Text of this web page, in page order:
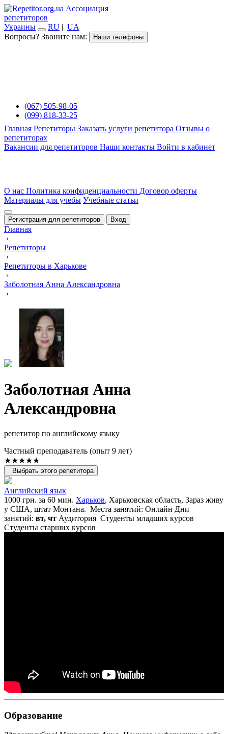
Ассоциация
репетиторов
Украины
RU | UA
Вопросы? Звоните нам:
Наши телефоны
(067) 505-98-05
(099) 818-33-25
Главная Репетиторы Заказать услуги репетитора Отзывы о
репетиторах
Вакансии для репетиторов Наши контакты Войти в кабинет
О нас Политика конфиденциальности Договор оферты
Материалы для учебы Учебные статьи
Регистрация для репетиторов Вход
Главная
›
Репетиторы
›
Репетиторы в Харькове
›
Заболотная Анна Александровна
›
Заболотная Анна
Александровна
репетитор по английскому языку
Частный преподаватель (опыт 9 лет)
★★★★★
Выбрать этого репетитора
Английский язык
1000 грн. за 60 мин. Харьков, Харьковская область, Зараз живу
у США, штат Монтана. Места занятий: Онлайн Дни
занятий: вт, чт Аудитория Студенты младших курсов
Студенты старших курсов
Образование